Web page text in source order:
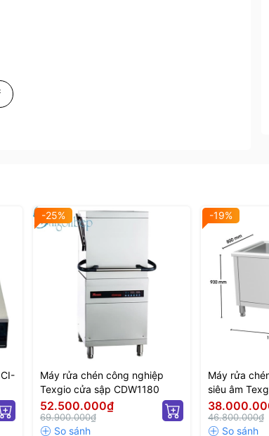
UTC 2000HD:
-25%
Máy rửa chén công nghiệp
Texgio cửa sập CDW1180
52.500.000₫
69.900.000₫
-19%
Máy rửa
siêu âm
Standard
46.800.000₫